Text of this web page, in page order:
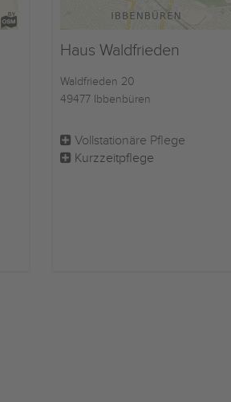
Haus Waldfrieden
Waldfrieden 20
49477 Ibbenbüren
Vollstationäre Pflege
Kurzzeitpflege